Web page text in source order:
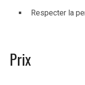
Respecter la
Prix